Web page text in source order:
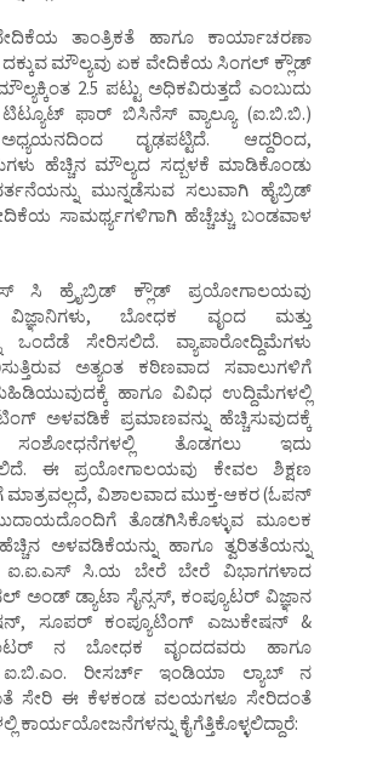
ತಾಂತ್ರಿಕತೆ ಹಾಗೂ ಕಾರ್ಯಾಚರಣಾ
ಮೌಲ್ಯವು ಏಕ ವೇದಿಕೆಯ ಸಿಂಗಲ್ ಕ್ಲೌಡ್
2.5 ಪಟ್ಟು ಅಧಿಕವಿರುತ್ತದೆ ಎಂಬುದು
ಫಾರ್ ಬಿಸಿನೆಸ್ ವ್ಯಾಲ್ಯೂ (ಐ.ಬಿ.ಬಿ.)
ದೃಢಪಟ್ಟಿದೆ. ಆದ್ದರಿಂದ,
ಹೆಚ್ಚಿನ ಮೌಲ್ಯದ ಸದ್ಬಳಕೆ ಮಾಡಿಕೊಂಡು
ಮುನ್ನಡೆಸುವ ಸಲುವಾಗಿ ಹೈಬ್ರಿಡ್
ಸಾಮರ್ಥ್ಯಗಳಿಗಾಗಿ ಹೆಚ್ಚೆಚ್ಚು ಬಂಡವಾಳ
ಸಿ ಹ್ರೈಬ್ರಿಡ್ ಕ್ಲೌಡ್ ಪ್ರಯೋಗಾಲಯವು
ವಿಜ್ಞಾನಿಗಳು, ಬೋಧಕ ವೃಂದ ಮತ್ತು
ಒಂದೆಡೆ ಸೇರಿಸಲಿದೆ. ವ್ಯಾಪಾರೋದ್ದಿಮೆಗಳು
ಅತ್ಯಂತ ಕಠಿಣವಾದ ಸವಾಲುಗಳಿಗೆ
ಹಾಗೂ ವಿವಿಧ ಉದ್ದಿಮೆಗಳಲ್ಲಿ
ಅಳವಡಿಕೆ ಪ್ರಮಾಣವನ್ನು ಹೆಚ್ಚಿಸುವುದಕ್ಕೆ
ಸಂಶೋಧನೆಗಳಲ್ಲಿ ತೊಡಗಲು ಇದು
ಈ ಪ್ರಯೋಗಾಲಯವು ಕೇವಲ ಶಿಕ್ಷಣ
ಮಾತ್ರವಲ್ಲದೆ, ವಿಶಾಲವಾದ ಮುಕ್ತ-ಆಕರ (ಓಪನ್
ತೊಡಗಿಸಿಕೊಳ್ಳುವ ಮೂಲಕ
ಅಳವಡಿಕೆಯನ್ನು ಹಾಗೂ ತ್ವರಿತತೆಯನ್ನು
ಐ.ಐ.ಎಸ್ ಸಿ.ಯ ಬೇರೆ ಬೇರೆ ವಿಭಾಗಗಳಾದ
ಅಂಡ್ ಡ್ಯಾಟಾ ಸೈನ್ಸಸ್, ಕಂಪ್ಯೂಟರ್ ವಿಜ್ಞಾನ
ಸೂಪರ್ ಕಂಪ್ಯೂಟಿಂಗ್ ಎಜುಕೇಷನ್ &
ನ ಬೋಧಕ ವೃಂದದವರು ಹಾಗೂ
ಐ.ಬಿ.ಎಂ. ರೀಸರ್ಚ್ ಇಂಡಿಯಾ ಲ್ಯಾಬ್ ನ
ಸೇರಿ ಈ ಕೆಳಕಂಡ ವಲಯಗಳೂ ಸೇರಿದಂತೆ
ಕಾರ್ಯಯೋಜನೆಗಳನ್ನು ಕೈಗೆತ್ತಿಕೊಳ್ಳಲಿದ್ದಾರೆ: